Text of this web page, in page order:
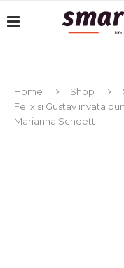
Home Shop
Felix si Gustav invata
Marianna Schoett